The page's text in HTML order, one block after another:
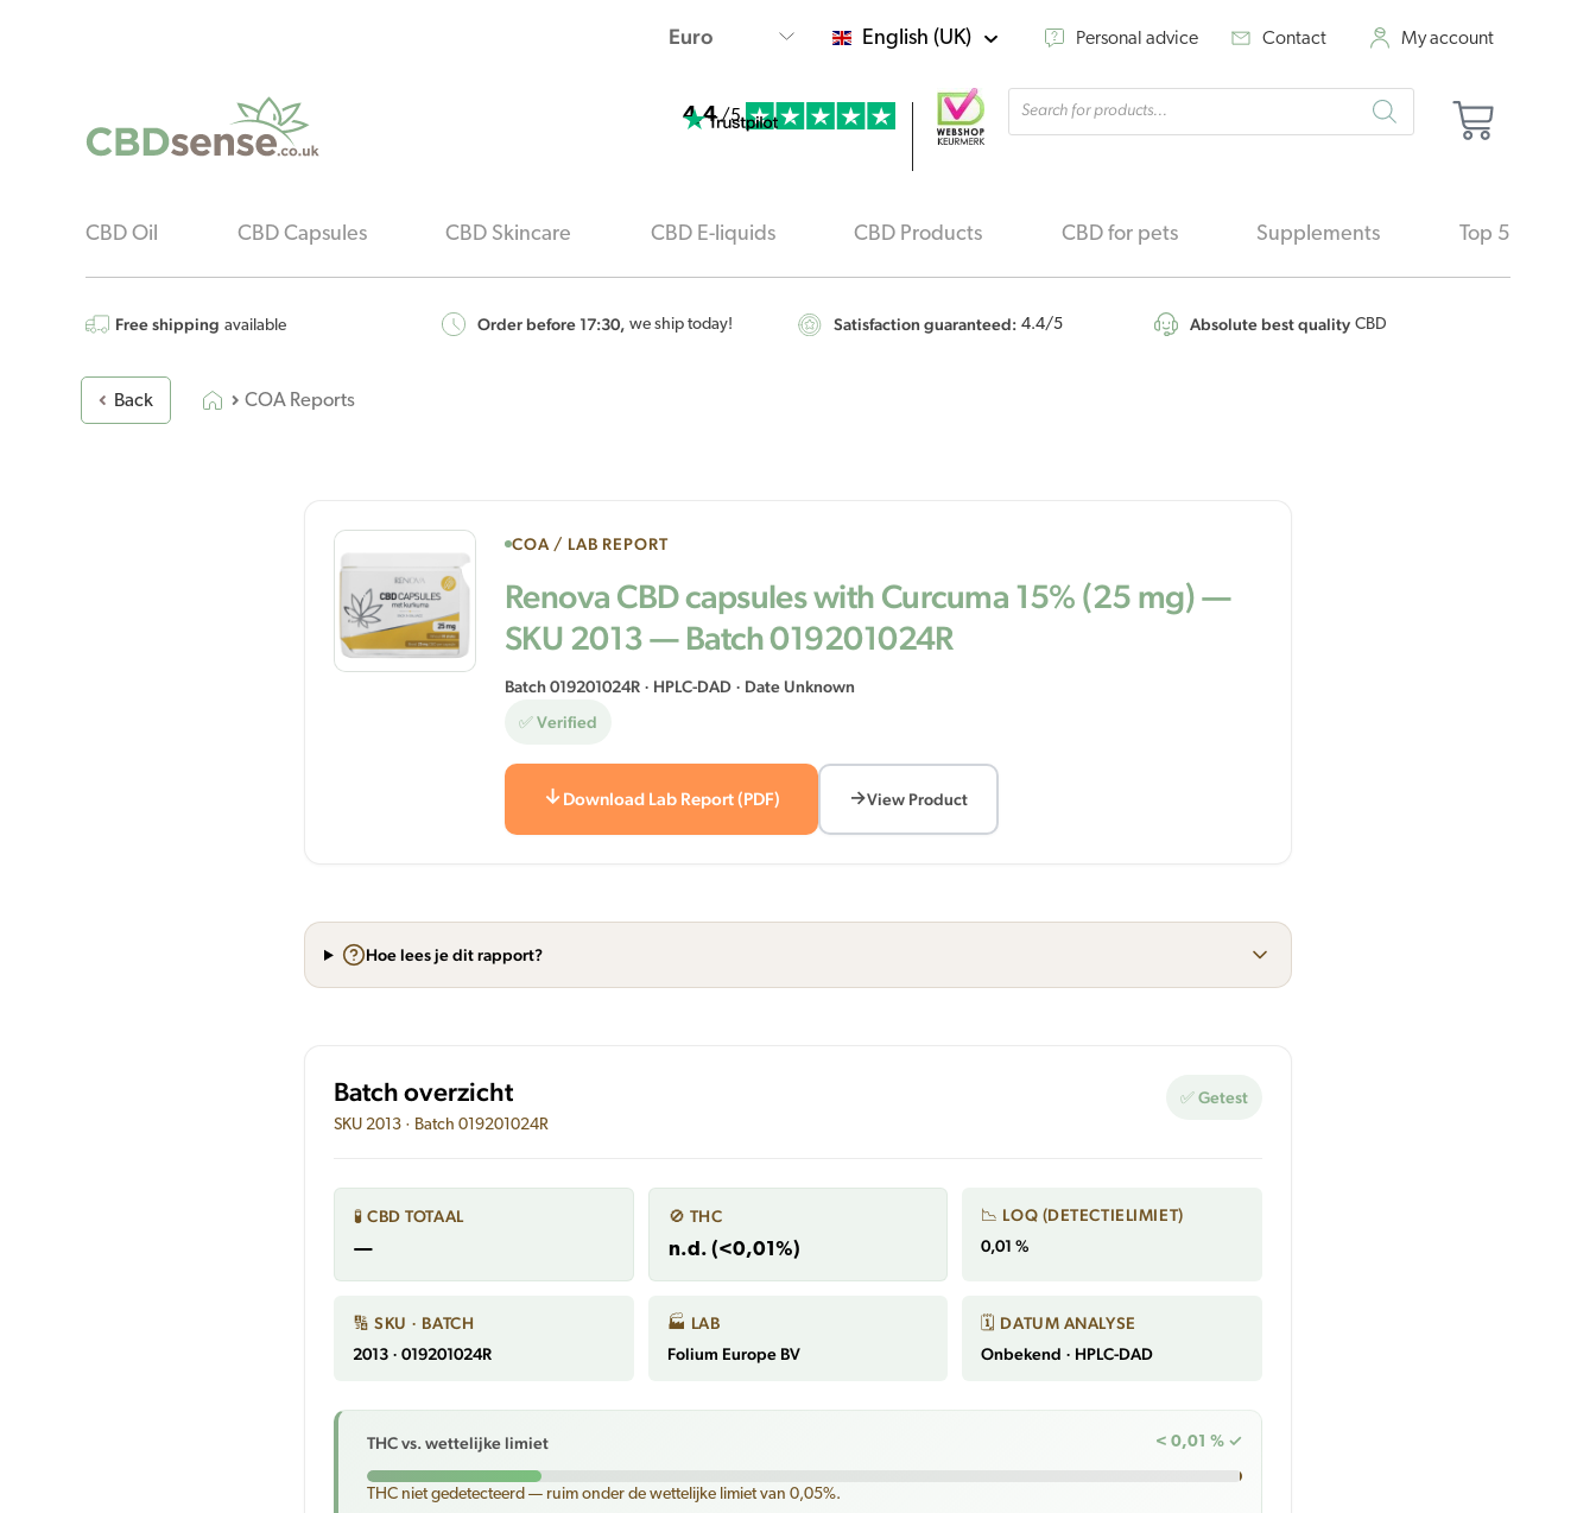
English (UK) Personal advice Contact My account
4.4 /5
Products
search
Basket
CBD Oil CBD Capsules CBD Skincare CBD E-liquids CBD Products CBD for pets Supplements Top 5
Free shipping available Order before 17:30, we ship today! Satisfaction guaranteed: 4.4/5 Absolute best quality CBD
Back COA Reports
COA / LAB REPORT
Renova CBD capsules with Curcuma 15% (25 mg) —
SKU 2013 — Batch 019201024R
Batch 019201024R · HPLC-DAD · Date Unknown
✅ Verified
Download Lab Report (PDF) View Product
Hoe lees je dit rapport?
Batch overzicht
SKU 2013 · Batch 019201024R
✅ Getest
🧪 CBD TOTAAL
—
🚫 THC
n.d. (<0,01%)
📉 LOQ (DETECTIELIMIET)
0,01 %
🔢 SKU · BATCH
2013 · 019201024R
🏭 LAB
Folium Europe BV
🗓 DATUM ANALYSE
Onbekend · HPLC-DAD
THC vs. wettelijke limiet < 0,01 % ✓
THC niet gedetecteerd — ruim onder de wettelijke limiet van 0,05%.